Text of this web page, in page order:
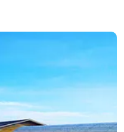
感を実現。 鮮度抜群の鰻を
ます。素材から炭まで、鰻の